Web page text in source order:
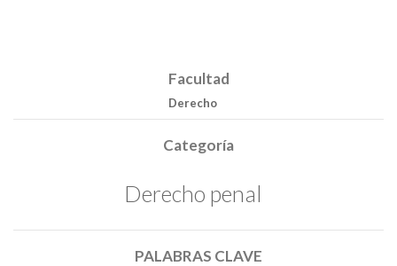
Facultad
Derecho
Categoría
Derecho penal
PALABRAS CLAVE